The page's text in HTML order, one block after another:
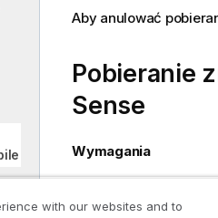
Aby anulować
Pobieranie
Sense
Wymagania
Urządzenie
with our websites and to